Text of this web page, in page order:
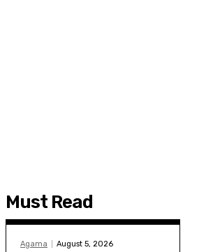
Must Read
Agama August 5, 2026